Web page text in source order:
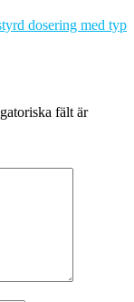
dosering med typ
fält är